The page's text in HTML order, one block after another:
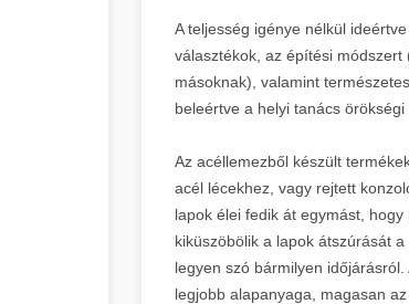
A teljesség igénye nélkül
választékok, az építési
másoknak), valamint
beleértve a helyi tanács
Az acéllemezből készült
acél lécekhez, vagy rejtett
lapok élei fedik át egymást,
kiküszöbölik a lapok átszúrását
legyen szó bármilyen
legjobb alapanyaga, magasan az